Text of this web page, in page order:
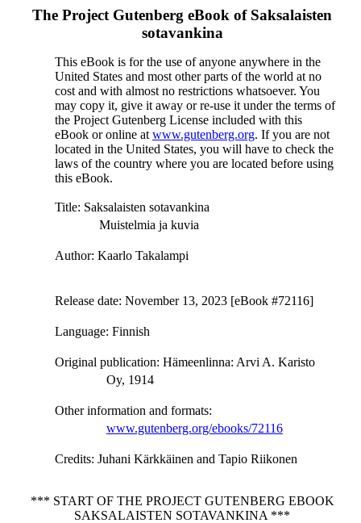
The Project Gutenberg eBook of Saksalaisten
sotavankina
This eBook is for the use of anyone anywhere in the
United States and most other parts of the world at no
cost and with almost no restrictions whatsoever. You
may copy it, give it away or re-use it under the terms of
the Project Gutenberg License included with this
eBook or online at www.gutenberg.org. If you are not
located in the United States, you will have to check the
laws of the country where you are located before using
this eBook.
Title: Saksalaisten sotavankina
Muistelmia ja kuvia
Author: Kaarlo Takalampi
Release date: November 13, 2023 [eBook #72116]
Language: Finnish
Original publication: Hämeenlinna: Arvi A. Karisto
Oy, 1914
Other information and formats:
www.gutenberg.org/ebooks/72116
Credits: Juhani Kärkkäinen and Tapio Riikonen
*** START OF THE PROJECT GUTENBERG EBOOK
SAKSALAISTEN SOTAVANKINA ***